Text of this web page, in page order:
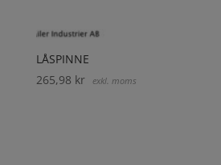
LÅSPINNE
265,98 kr exkl. moms